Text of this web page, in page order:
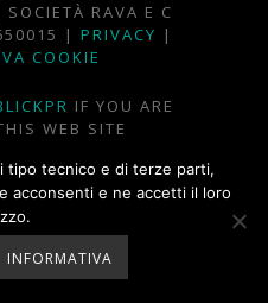
RAVA E C
| PRIVACY |
COOKIE
IF YOU ARE
WEB SITE
tipo tecnico e di terze parti,
acconsenti e ne accetti il loro
INFORMATIVA